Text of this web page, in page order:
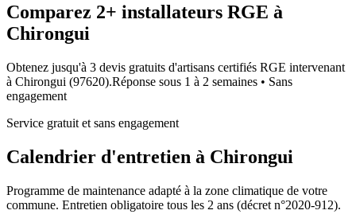
Comparez 2+ installateurs RGE à
Chirongui
Obtenez jusqu'à 3 devis gratuits d'artisans certifiés RGE intervenant
à Chirongui (97620).Réponse sous 1 à 2 semaines • Sans
engagement
Service gratuit et sans engagement
Calendrier d'entretien à Chirongui
Programme de maintenance adapté à la zone climatique de votre
commune. Entretien obligatoire tous les 2 ans (décret n°2020-912).